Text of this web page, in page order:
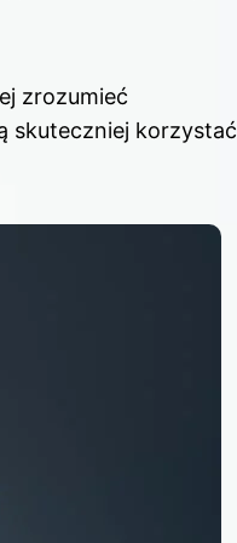
zrozumieć
skuteczniej korzystać